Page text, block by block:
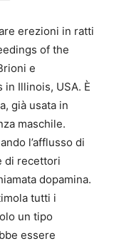
erezioni in ratti
of the
e
Illinois, USA. È
già usata in
maschile.
l’afflusso di
di recettori
dopamina.
tutti i
un tipo
essere